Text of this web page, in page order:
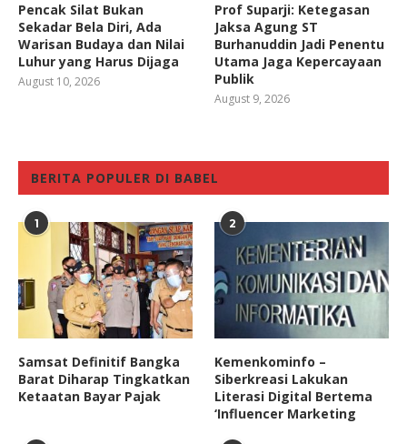
Pencak Silat Bukan
Sekadar Bela Diri, Ada
Warisan Budaya dan Nilai
Luhur yang Harus Dijaga
August 10, 2026
Prof Suparji: Ketegasan
Jaksa Agung ST
Burhanuddin Jadi Penentu
Utama Jaga Kepercayaan
Publik
August 9, 2026
BERITA POPULER DI BABEL
1
Samsat Definitif Bangka
Barat Diharap Tingkatkan
Ketaatan Bayar Pajak
2
Kemenkominfo –
Siberkreasi Lakukan
Literasi Digital Bertema
‘Influencer Marketing